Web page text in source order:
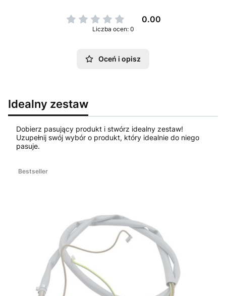
0.00
Liczba ocen: 0
Oceń i opisz
Idealny zestaw
Dobierz pasujący produkt i stwórz idealny zestaw!
Uzupełnij swój wybór o produkt, który idealnie do niego
pasuje.
Bestseller